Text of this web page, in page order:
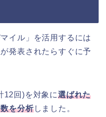
イル」を活用するには
発表されたらすぐに予
12回)を対象に選ばれた
を分析しました。